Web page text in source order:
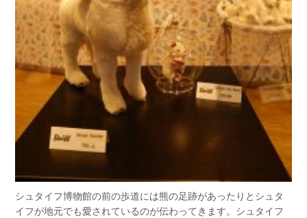
シュタイフ博物館の前の歩道には熊の足跡があったりとシュタ
イフが地元でも愛されているのが伝わってきます。シュタイフ